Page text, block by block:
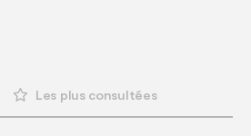
Les plus consultées